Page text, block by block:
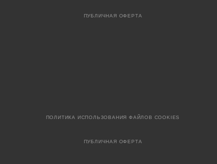
ПУБЛИЧНАЯ ОФЕРТА
ПОЛИТИКА ИСПОЛЬЗОВАНИЯ ФАЙЛОВ COOKIES
ПУБЛИЧНАЯ ОФЕРТА